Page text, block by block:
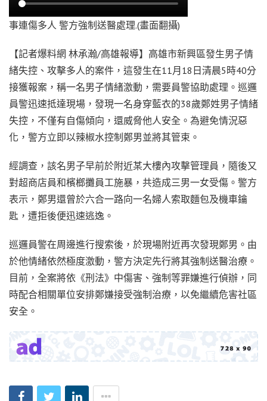
事連傷多人 警方強制送醫處理.(畫面翻攝)
【記者爆料網 林承瀚/高雄報導】高雄市新興區發生男子情
緒失控、攻擊多人的案件，這發生在11月18日清晨5時40分
接獲報案，稱一名男子情緒激動，需要員警協助處理。巡邏
員警迅速抵達現場，發現一名身穿藍衣的38歲鄭姓男子情緒
失控，不僅有自傷傾向，還威脅他人安全。為避免情況惡
化，警方立即以辣椒水控制鄭男並將其管束。
經調查，該名男子早前於附近某大樓內攻擊管理員，隨後又
對超商店員和檳榔攤員工施暴，共造成三男一女受傷。警方
表示，鄭男還曾於六合一路向一名婦人索取麵包及機車鑰
匙，遭拒後便迅速逃逸。
巡邏員警在周邊進行搜索後，於現場附近再次發現鄭男。由
於他情緒依然極度激動，警方決定先行將其強制送醫治療。
目前，全案將依《刑法》中傷害、強制等罪嫌進行偵辦，同
時配合相關單位安排鄭嫌接受強制治療，以免繼續危害社區
安全。